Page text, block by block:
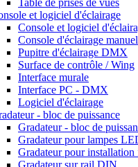
Table de prises de vues
et logiciel d'éclairage
Console et logiciel
Console d'éclairage
Pupitre d'éclairage DMX
Surface de contrôle / Wing
Interface murale
Interface PC - DMX
Logiciel d'éclairage
- bloc de puissance
Gradateur - bloc de
Gradateur pour lampes
Gradateur pour installation
Gradateur sur rail DIN